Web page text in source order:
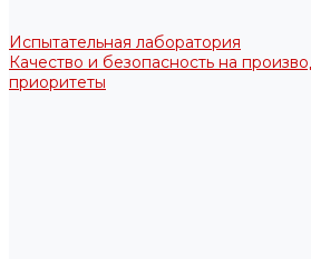
Испытательная лаборатория
Качество и безопасность на
приоритеты